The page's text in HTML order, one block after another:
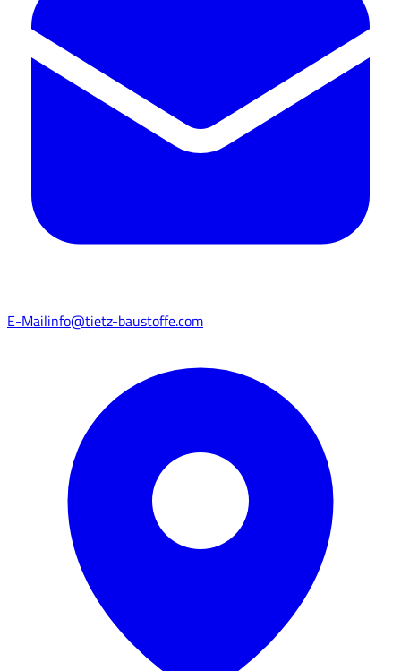
E-Mailinfo@tietz-baustoffe.com